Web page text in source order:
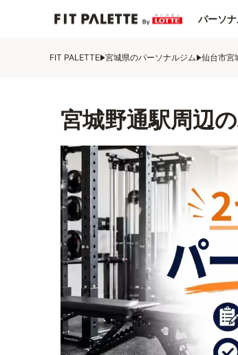
パーソ
FIT PALETTE 宮城県のパーソナルジム 仙台市宮
宮城野通駅周辺